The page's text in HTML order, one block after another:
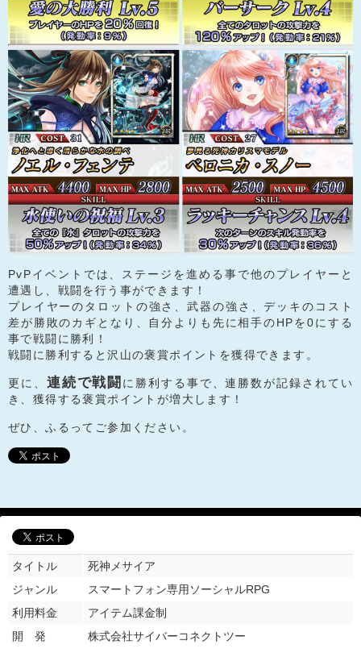
PvPイベントでは、ステージを進める事で他のプレイヤーと
遭遇し、戦闘を行う事ができます！
プレイヤーのタロットの強さ、武器の強さ、デッキのコスト
差が勝敗のカギとなり、自分よりも先に相手のHPを0にする
事で戦闘に勝利！
戦闘に勝利すると沢山の褒賞ポイントを獲得できます。
更に、 連続で戦闘 に勝利する事で、連勝数が記録されてい
き、獲得する褒賞ポイントが増大します！
ぜひ、ふるってご参加ください。
タイトル
死神メサイア
ジャンル
スマートフォン専用ソーシャルRPG
利用料金
アイテム課金制
開 発
株式会社サイバーコネクトツー